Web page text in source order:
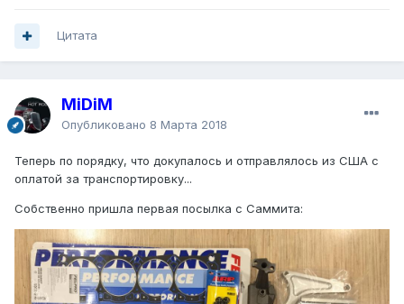
Цитата
MiDiM
Опубликовано 8 Марта 2018
Теперь по порядку, что докупалось и отправлялось из США с
оплатой за транспортировку...
Собственно пришла первая посылка с Саммита: